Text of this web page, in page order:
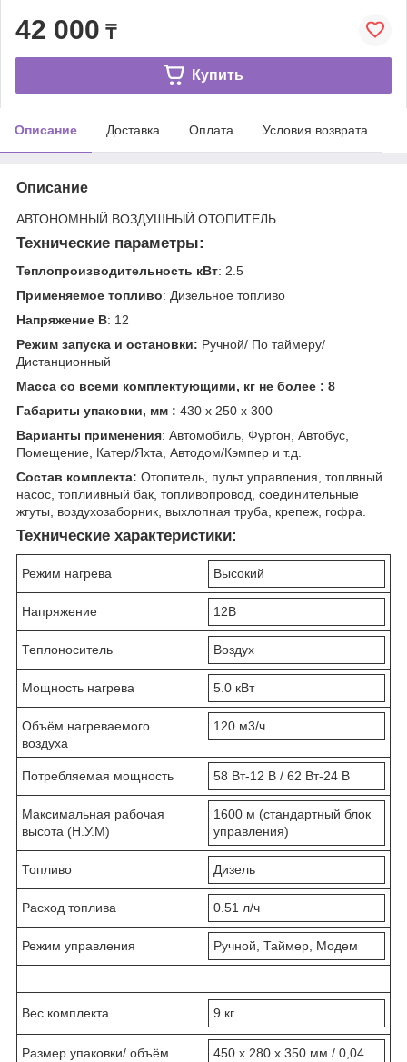
42 000 ₸
Купить
Описание Доставка Оплата Условия возврата
Описание
АВТОНОМНЫЙ ВОЗДУШНЫЙ ОТОПИТЕЛЬ
Технические параметры:
Теплопроизводительность кВт: 2.5
Применяемое топливо: Дизельное топливо
Напряжение В: 12
Режим запуска и остановки: Ручной/ По таймеру/
Дистанционный
Масса со всеми комплектующими, кг не более : 8
Габариты упаковки, мм : 430 х 250 х 300
Варианты применения: Автомобиль, Фургон, Автобус,
Помещение, Катер/Яхта, Автодом/Кэмпер и т.д.
Состав комплекта: Отопитель, пульт управления, топлвный
насос, топлиивный бак, топливопровод, соединительные
жгуты, воздухозаборник, выхлопная труба, крепеж, гофра.
Технические характеристики:
Режим нагрева Высокий
Напряжение 12В
Теплоноситель Воздух
Мощность нагрева 5.0 кВт
Объём нагреваемого
воздуха
120 м3/ч
Потребляемая мощность 58 Вт-12 В / 62 Вт-24 В
Максимальная рабочая
высота (Н.У.М)
1600 м (стандартный блок
управления)
Топливо Дизель
Расход топлива 0.51 л/ч
Режим управления Ручной, Таймер, Модем
Вес комплекта 9 кг
Размер упаковки/ объём
450 х 280 х 350 мм / 0,04